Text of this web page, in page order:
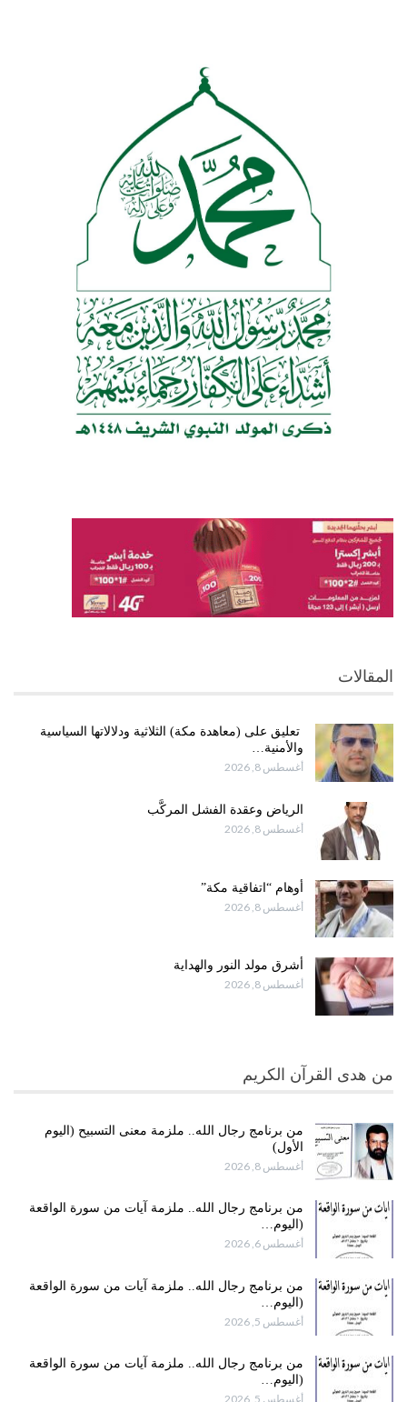
المقالات
تعليق على (معاهدة مكة) الثلاثية ودلالاتها السياسية
والأمنية…
أغسطس 8, 2026
الرياض وعقدة الفشل المركَّب
أغسطس 8, 2026
أوهام “اتفاقية مكة”
أغسطس 8, 2026
أشرق مولد النور والهداية
أغسطس 8, 2026
من هدى القرآن الكريم
من برنامج رجال الله.. ملزمة معنى التسبيح (اليوم
الأول)
أغسطس 8, 2026
من برنامج رجال الله.. ملزمة آيات من سورة الواقعة
(اليوم…
أغسطس 6, 2026
من برنامج رجال الله.. ملزمة آيات من سورة الواقعة
(اليوم…
أغسطس 5, 2026
من برنامج رجال الله.. ملزمة آيات من سورة الواقعة
(اليوم…
أغسطس 5, 2026